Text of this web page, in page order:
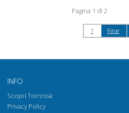
Pagina 1 di 2
1 Fine
INFO
Scopri Torrossa
Privacy Policy